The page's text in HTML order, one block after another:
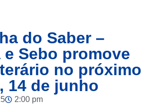
do Saber –
Sebo promove
no próximo
14 de junho
2:00 pm